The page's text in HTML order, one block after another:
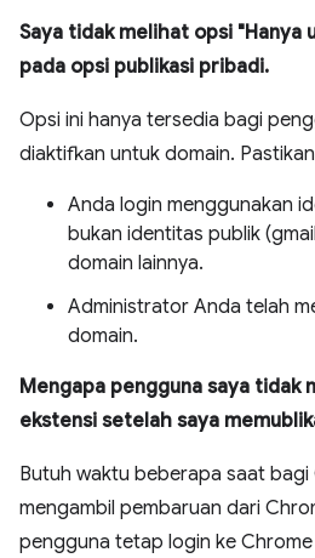
Saya tidak melihat opsi "Hanya
pada opsi publikasi pribadi.
Opsi ini hanya tersedia bagi
diaktifkan untuk domain.
Anda login menggunakan
bukan identitas publik
domain lainnya.
Administrator Anda telah
domain.
Mengapa pengguna saya tidak
ekstensi setelah saya
Butuh waktu beberapa saat
mengambil pembaruan dari
pengguna tetap login ke